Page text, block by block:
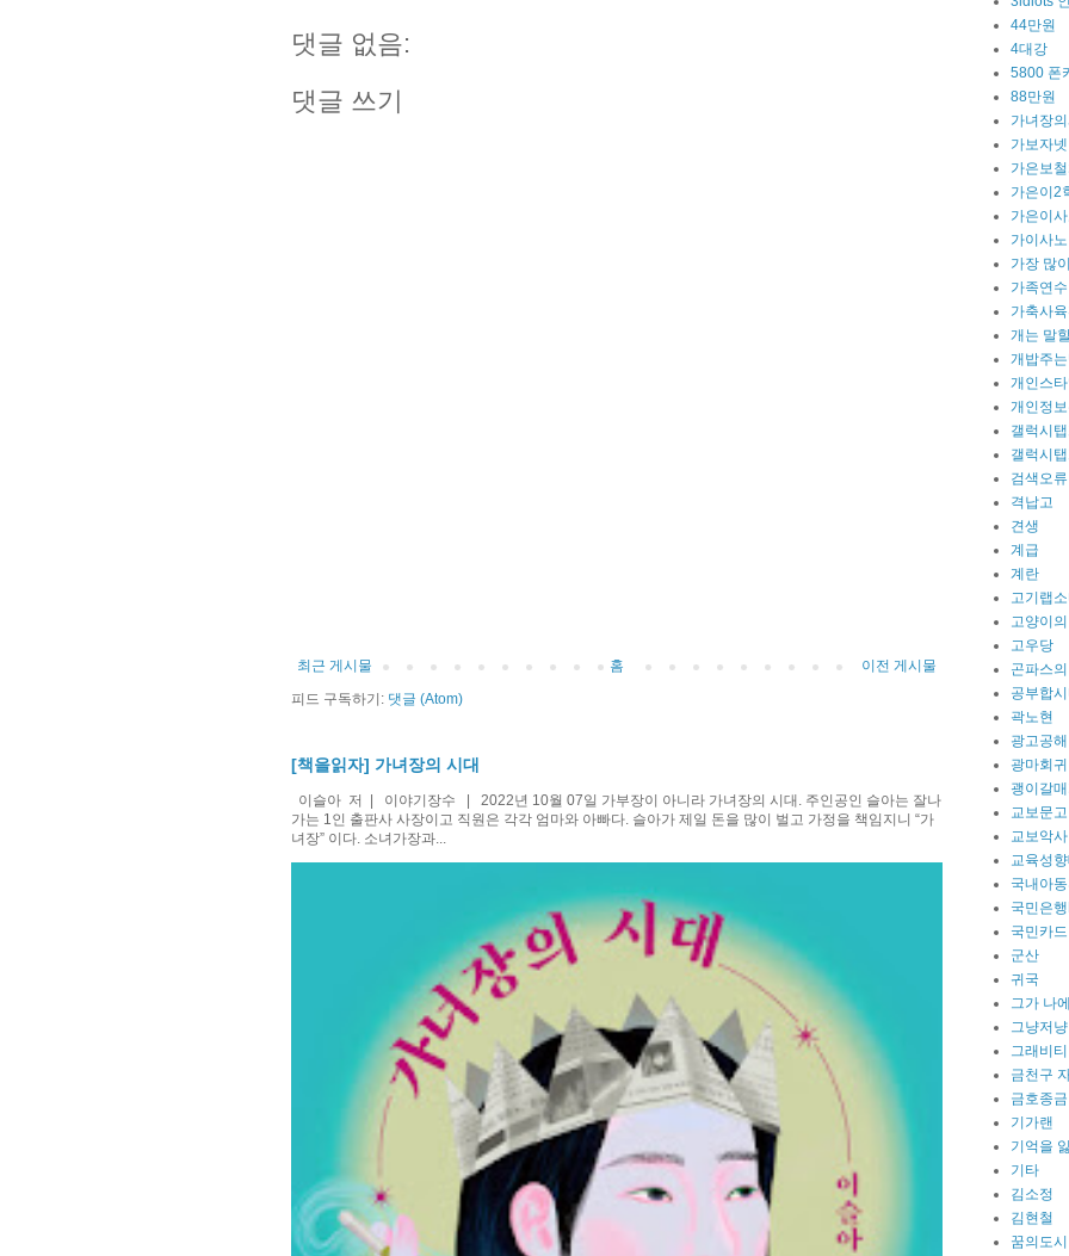
댓글 없음:
댓글 쓰기
최근 게시물 이전 게시물
홈
피드 구독하기: 댓글 (Atom)
[책을읽자] 가녀장의 시대
이슬아 저 | 이야기장수 | 2022년 10월 07일 가부장이 아니라 가녀장의 시대. 주인공인 슬아는 잘나
가는 1인 출판사 사장이고 직원은 각각 엄마와 아빠다. 슬아가 제일 돈을 많이 벌고 가정을 책임지니 “가
녀장” 이다. 소녀가장과...
44만원
4대강
5800 폰
88만원
가녀장
가보자넷
가은보
가은이2
가은이
가이사노
가장 많
가족연수
가축사
개는 말
개밥주
개인스
개인정
갤럭시
갤럭시
검색오류
격납고
견생
계급
계란
고기랩소
고양이
고우당
곤파스
공부합
곽노현
광고공
광마회귀
괭이갈매
교보문고
교보악
교육성
국내아
국민은
국민카드
군산
귀국
그가 나
그냥저
그래비티
금천구
금호종
기가랜
기억을
기타
김소정
김현철
꿈의도시